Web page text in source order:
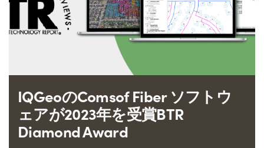
IQGeoのComsof Fiber ソフトウ
ェアが2023年を受賞BTR
Diamond Award